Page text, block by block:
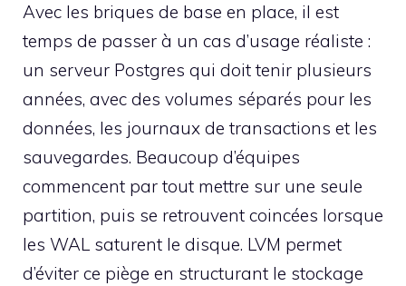
Avec les briques de base en place, il est
temps de passer à un cas d’usage réaliste :
un serveur Postgres qui doit tenir plusieurs
années, avec des volumes séparés pour les
données, les journaux de transactions et les
sauvegardes. Beaucoup d’équipes
commencent par tout mettre sur une seule
partition, puis se retrouvent coincées lorsque
les WAL saturent le disque. LVM permet
d’éviter ce piège en structurant le stockage